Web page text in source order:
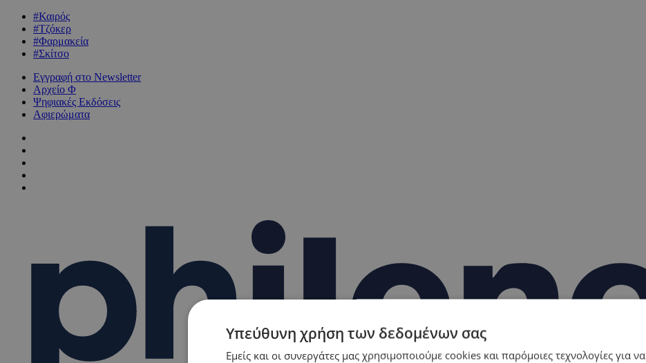
#Καιρός
#Τζόκερ
#Φαρμακεία
#Σκίτσο
Εγγραφή στο Newsletter
Αρχείο Φ
Ψηφιακές Εκδόσεις
Αφιερώματα
Υπεύθυνη χρήση των δεδομένων σας
Εμείς και οι συνεργάτες μας χρησιμοποιούμε cookies και παρόμοιες τεχνολογίες για να